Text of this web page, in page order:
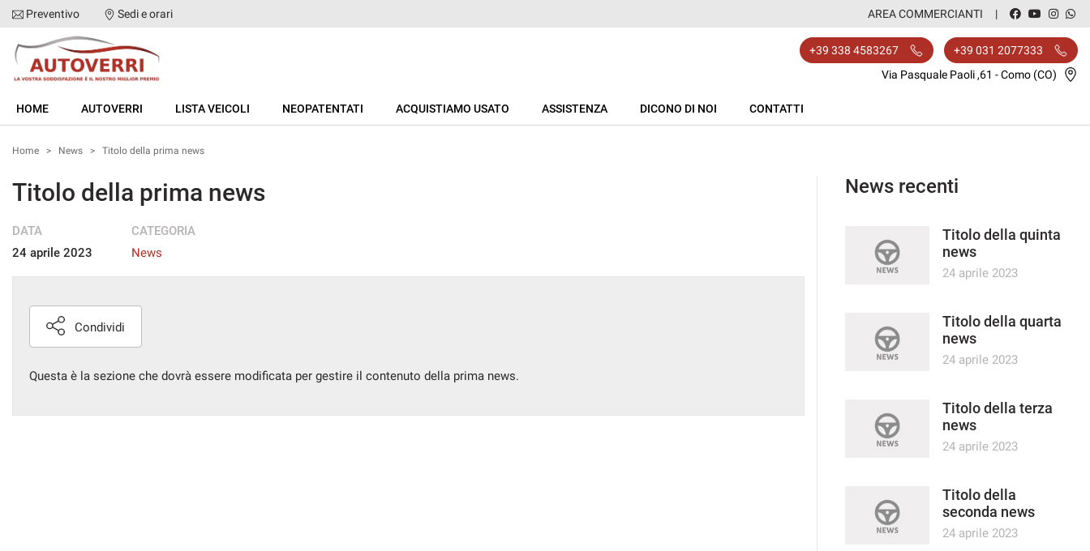
HOME
AUTOVERRI
ACQUISTIAMO USATO
ASSISTENZA
DICONO DI NOI
Preventivo Sedi e orari AREA COMMERCIANTI
+39 338 4583267
+39 031 2077333
Via Pasquale Paoli ,61 - Como (CO)
HOME AUTOVERRI LISTA VEICOLI NEOPATENTATI ACQUISTIAMO USATO ASSISTENZA DICONO DI NOI CONTATTI
Home > News > Titolo della prima news
Titolo della prima news
DATA
24 aprile 2023
CATEGORIA
News
Condividi
Questa è la sezione che dovrà essere modificata per gestire il contenuto della prima news.
News recenti
Titolo della quinta
news
24 aprile 2023
Titolo della quarta
news
24 aprile 2023
Titolo della terza
news
24 aprile 2023
Titolo della
seconda news
24 aprile 2023